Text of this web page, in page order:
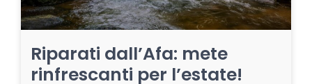
Riparati dall’Afa: mete
rinfrescanti per l’estate!